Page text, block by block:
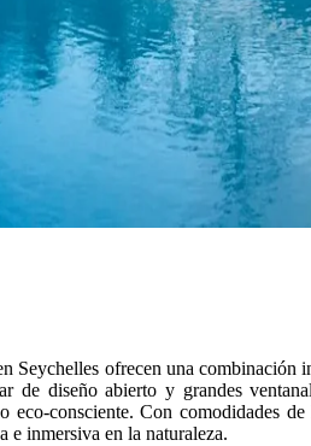
Seychelles ofrecen una
de diseño abierto y grandes
eco-consciente. Con comodidades
e inmersiva en la naturaleza.